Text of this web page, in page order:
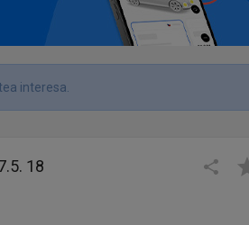
interesa.
18